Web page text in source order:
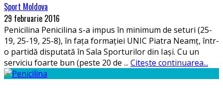
Sport Moldova
29 februarie 2016
Penicilina Penicilina s-a impus în minimum de seturi (25-
19, 25-19, 25-8), în fața formației UNIC Piatra Neamț, într-
o partidă disputată în Sala Sporturilor din Iași. Cu un
serviciu foarte bun (peste 20 de ... Citește continuarea...